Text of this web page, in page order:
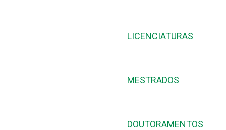
LICENCIATURAS
MESTRADOS
DOUTORAMENTOS